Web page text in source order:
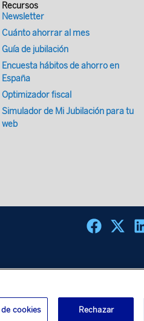
Recursos
Newsletter
Cuánto ahorrar al mes
Guía de jubilación
Encuesta hábitos de ahorro en
España
Optimizador fiscal
Simulador de Mi Jubilación para tu
web
cookies Rechazar